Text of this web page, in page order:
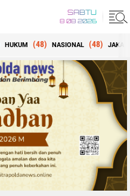
SABTU
8 08 2026
HUKUM (48) NASIONAL (48)